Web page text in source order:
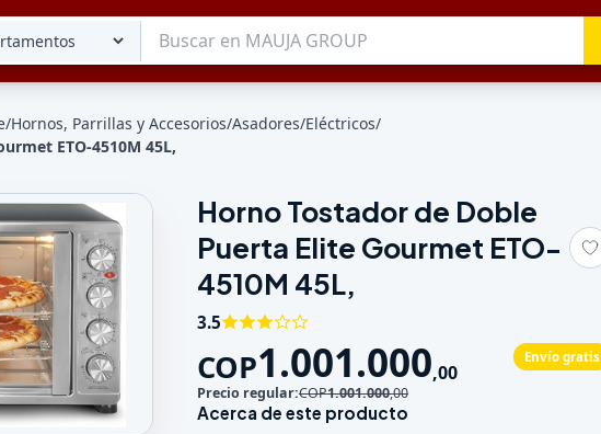
Favoritos
Guardados para después
/Hornos, Parrillas y Accesorios/Asadores/Eléctricos/
ETO-4510M 45L,
Horno Tostador de Doble
Puerta Elite Gourmet ETO-
4510M 45L,
3.5
COP1.001.000,00
Envío gratis
Precio regular:COP1.001.000,00
Acerca de este producto